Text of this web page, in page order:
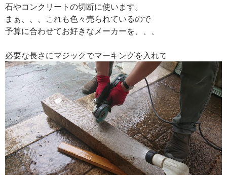
石やコンクリートの切断に使います。
まぁ、、、これも色々売られているので
予算に合わせてお好きなメーカーを、、、
必要な長さにマジックでマーキングを入れて